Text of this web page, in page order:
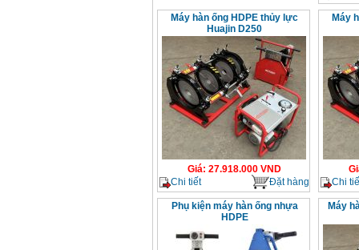
Máy hàn ống HDPE thủy lực
Huajin D250
Giá: 27.918.000 VND
Chi tiết
Đặt hàng
Máy
Chi
Phụ kiện máy hàn ống nhựa
HDPE
Máy